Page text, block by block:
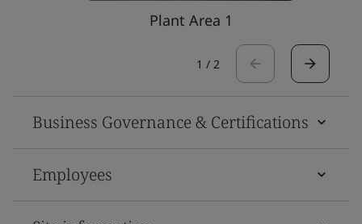
Plant Area 1
1 / 2
Business Governance & Certifications
Employees